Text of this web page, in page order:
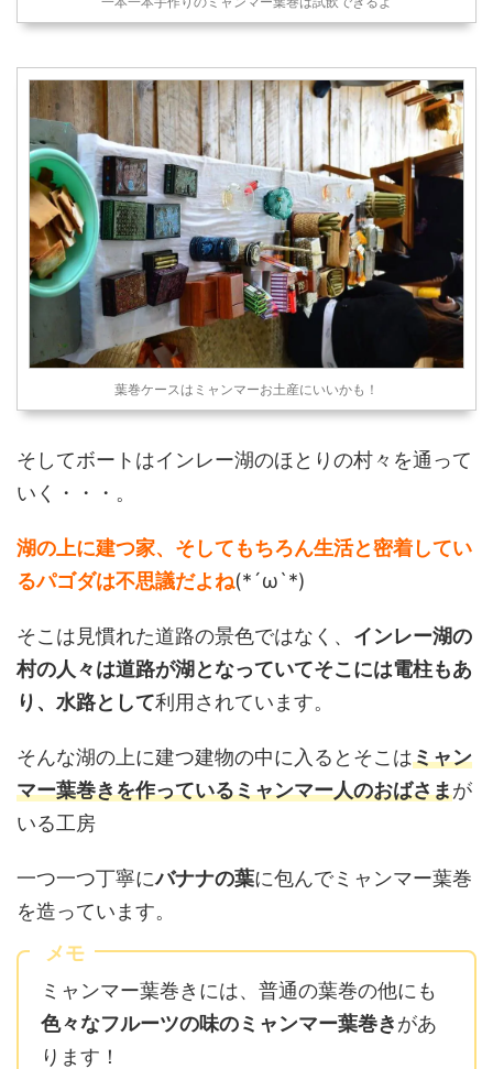
葉巻ケースはミャンマーお土産にいいかも！
そしてボートはインレー湖のほとりの村々を通って
いく・・・。
湖の上に建つ家、そしてもちろん生活と密着してい
るパゴダは不思議だよね(*´ω`*)
そこは見慣れた道路の景色ではなく、 インレー湖の
村の人々は道路が湖となっていてそこには電柱もあ
り、水路として利用されています。
そんな湖の上に建つ建物の中に入るとそこはミャン
マー葉巻きを作っているミャンマー人のおばさまが
いる工房
一つ一つ丁寧にバナナの葉に包んでミャンマー葉巻
を造っています。
メモ
ミャンマー葉巻きには、普通の葉巻の他にも
色々なフルーツの味のミャンマー葉巻きがあ
ります！